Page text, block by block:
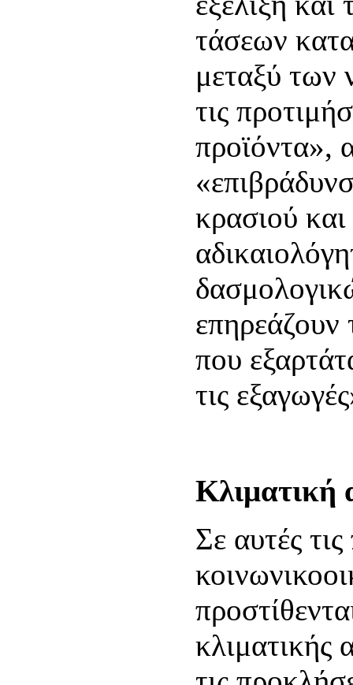
τάσεων
μεταξύ των
τις
προϊόντα»,
κρασιού
επηρεάζουν
που
τις
Κλιματική
Σε αυτές
κλιματικής